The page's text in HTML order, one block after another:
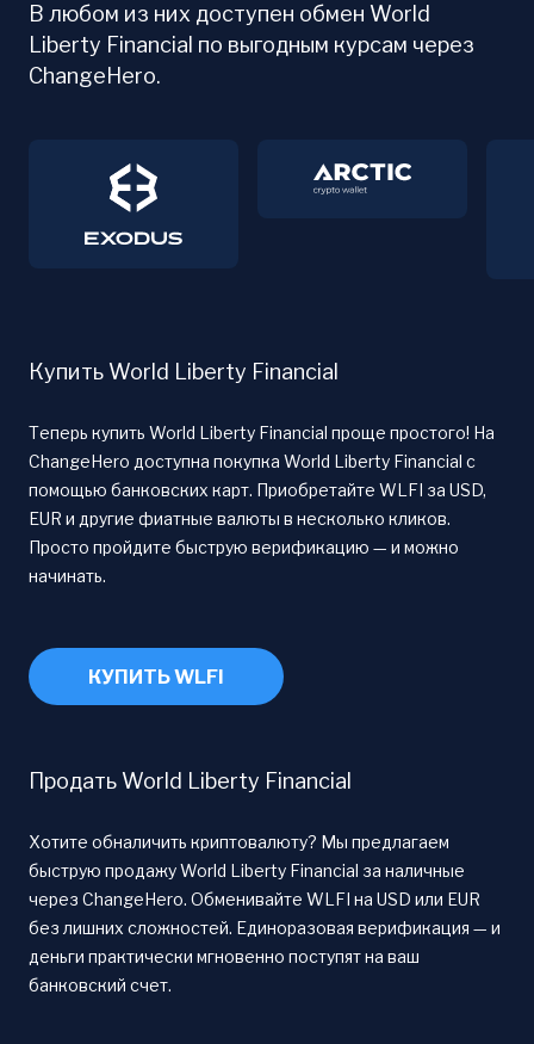
В любом из них доступен обмен World
Liberty Financial по выгодным курсам через
ChangeHero.
Купить World Liberty Financial
Теперь купить World Liberty Financial проще простого! На
ChangeHero доступна покупка World Liberty Financial с
помощью банковских карт. Приобретайте WLFI за USD,
EUR и другие фиатные валюты в несколько кликов.
Просто пройдите быструю верификацию — и можно
начинать.
КУПИТЬ WLFI
Продать World Liberty Financial
Хотите обналичить криптовалюту? Мы предлагаем
быструю продажу World Liberty Financial за наличные
через ChangeHero. Обменивайте WLFI на USD или EUR
без лишних сложностей. Единоразовая верификация — и
деньги практически мгновенно поступят на ваш
банковский счет.